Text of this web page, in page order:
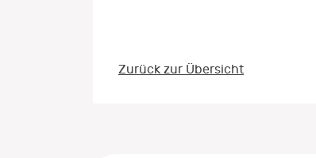
Zurück zur Übersicht